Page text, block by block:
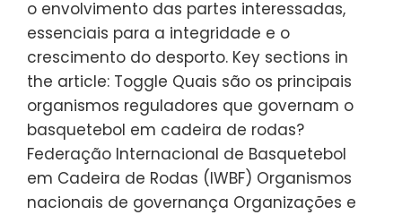
o envolvimento das partes interessadas,
essenciais para a integridade e o
crescimento do desporto. Key sections in
the article: Toggle Quais são os principais
organismos reguladores que governam o
basquetebol em cadeira de rodas?
Federação Internacional de Basquetebol
em Cadeira de Rodas (IWBF) Organismos
nacionais de governança Organizações e